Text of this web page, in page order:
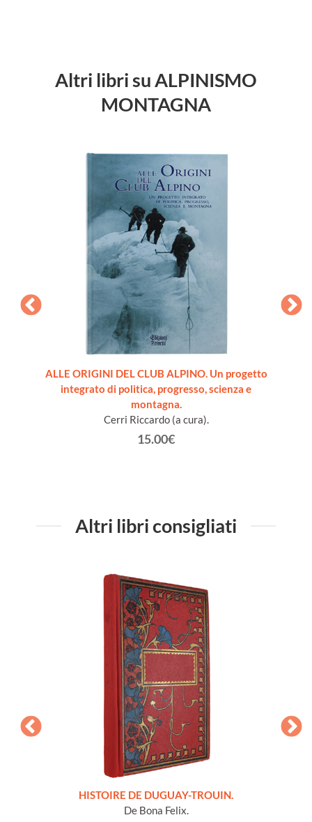
Altri libri su ALPINISMO
MONTAGNA
ALLE ORIGINI DEL CLUB ALPINO. Un progetto
integrato di politica, progresso, scienza e
montagna.
Cerri Riccardo (a cura).
15.00€
Altri libri consigliati
HISTOIRE DE DUGUAY-TROUIN.
De Bona Felix.